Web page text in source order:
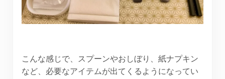
こんな感じで、スプーンやおしぼり、紙ナプキン
など、必要なアイテムが出てくるようになってい